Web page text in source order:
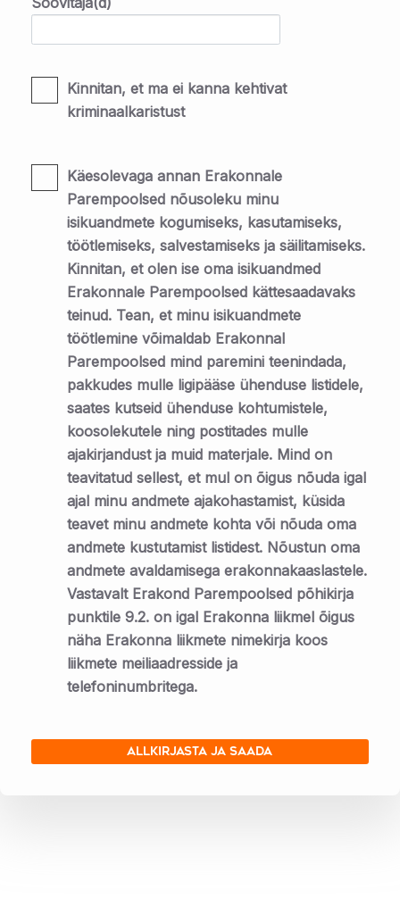
Kinnitan, et ma ei kanna kehtivat
kriminaalkaristust
Käesolevaga annan Erakonnale
Parempoolsed nõusoleku minu
isikuandmete kogumiseks, kasutamiseks,
töötlemiseks, salvestamiseks ja säilitamiseks.
Kinnitan, et olen ise oma isikuandmed
Erakonnale Parempoolsed kättesaadavaks
teinud. Tean, et minu isikuandmete
töötlemine võimaldab Erakonnal
Parempoolsed mind paremini teenindada,
pakkudes mulle ligipääse ühenduse listidele,
saates kutseid ühenduse kohtumistele,
koosolekutele ning postitades mulle
ajakirjandust ja muid materjale. Mind on
teavitatud sellest, et mul on õigus nõuda igal
ajal minu andmete ajakohastamist, küsida
teavet minu andmete kohta või nõuda oma
andmete kustutamist listidest. Nõustun oma
andmete avaldamisega erakonnakaaslastele.
Vastavalt Erakond Parempoolsed põhikirja
punktile 9.2. on igal Erakonna liikmel õigus
näha Erakonna liikmete nimekirja koos
liikmete meiliaadresside ja
telefoninumbritega.